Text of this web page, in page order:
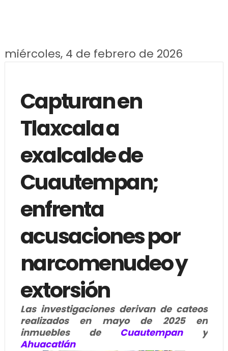
miércoles, 4 de febrero de 2026
Capturan en
Tlaxcala a
exalcalde de
Cuautempan;
enfrenta
acusaciones por
narcomenudeo y
extorsión
Las investigaciones derivan de cateos
realizados en mayo de 2025 en
inmuebles de Cuautempany
Ahuacatlán